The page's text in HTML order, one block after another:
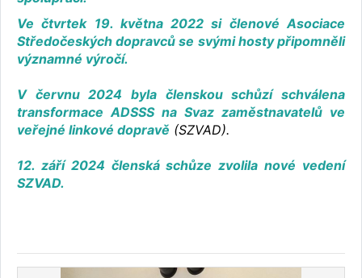
Ve čtvrtek 19. května 2022 si členové Asociace
Středočeských dopravců se svými hosty připomněli
významné výročí.
V červnu 2024 byla členskou schůzí schválena
transformace ADSSS na Svaz zaměstnavatelů ve
veřejné linkové dopravě (SZVAD).
12. září 2024 členská schůze zvolila nové vedení
SZVAD.